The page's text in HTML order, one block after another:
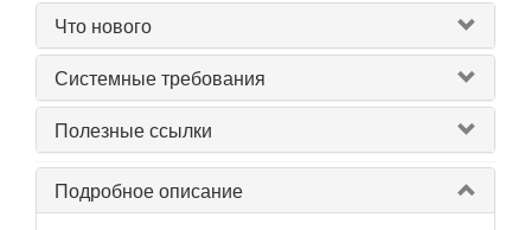
Что нового
Системные требования
Полезные ссылки
Подробное описание